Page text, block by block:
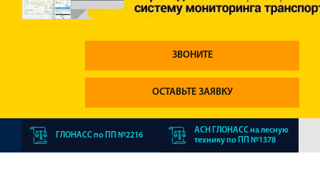
ЗВОНИТЕ
ОСТАВЬТЕ ЗАЯВКУ
ГЛОНАСС по ПП №2216
АСН ГЛОНАСС на лесную
технику по ПП №1378